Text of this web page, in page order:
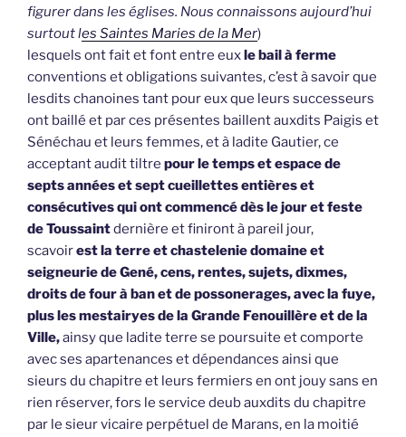
figurer dans les églises. Nous connaissons aujourd’hui
surtout les Saintes Maries de la Mer)
lesquels ont fait et font entre euxle bail à ferme
conventions et obligations suivantes, c’est à savoir que
lesdits chanoines tant pour eux que leurs successeurs
ont baillé et par ces présentes baillent auxdits Paigis et
Sénéchau et leurs femmes, et à ladite Gautier, ce
acceptant audit tiltre pour le temps et espace de
septs années et sept cueillettes entières et
consécutives qui ont commencé dès le jour et feste
de Toussaintdernière et finiront à pareil jour,
scavoirest la terre et chastelenie domaine et
seigneurie de Gené, cens, rentes, sujets, dixmes,
droits de four à ban et de possonerages, avec la fuye,
plus les mestairyes de la Grande Fenouillère et de la
Ville,ainsy que ladite terre se poursuite et comporte
avec ses apartenances et dépendances ainsi que
sieurs du chapitre et leurs fermiers en ont jouy sans en
rien réserver, fors le service deub auxdits du chapitre
par le sieur vicaire perpétuel de Marans, en la moitié